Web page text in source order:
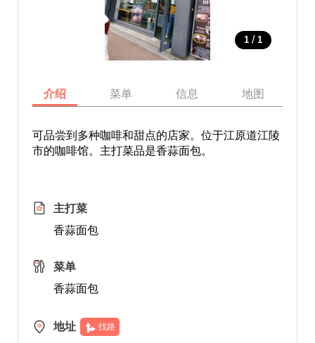
1 / 1
介绍 菜单 信息 地图
可品尝到多种咖啡和甜点的店家。位于江原道江陵
市的咖啡馆。主打菜品是香蒜面包。
主打菜
香蒜面包
菜单
香蒜面包
地址 找路